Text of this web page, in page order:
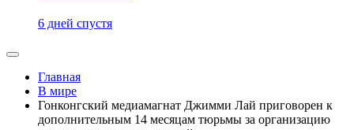
6 дней спустя
Главная
В мире
Гонконгский медиамагнат Джимми Лай приговорен к
дополнительным 14 месяцам тюрьмы за организацию